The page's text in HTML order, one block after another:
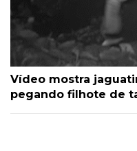
Vídeo mostra
pegando filhote de